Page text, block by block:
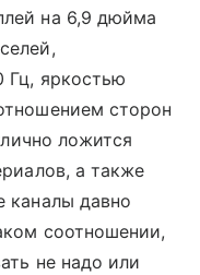
на 6,9 дюйма
Гц, яркостью
сторон
ложится
а также
каналы давно
соотношении,
не надо или